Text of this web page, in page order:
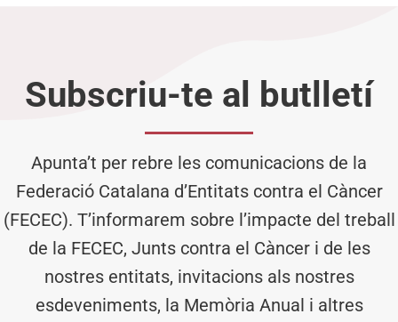
Subscriu-te al butlletí
Apunta’t per rebre les comunicacions de la
Federació Catalana d’Entitats contra el Càncer
(FECEC). T’informarem sobre l’impacte del treball
de la FECEC, Junts contra el Càncer i de les
nostres entitats, invitacions als nostres
esdeveniments, la Memòria Anual i altres